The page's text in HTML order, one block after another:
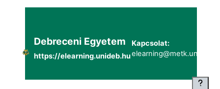
Debreceni Egyetem
https://elearning.unideb.hu
Kapcsolat: